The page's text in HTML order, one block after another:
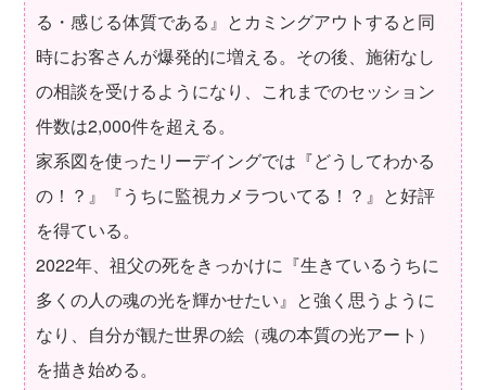
る・感じる体質である』とカミングアウトすると同
時にお客さんが爆発的に増える。その後、施術なし
の相談を受けるようになり、これまでのセッション
件数は2,000件を超える。
家系図を使ったリーデイングでは『どうしてわかる
の！？』『うちに監視カメラついてる！？』と好評
を得ている。
2022年、祖父の死をきっかけに『生きているうちに
多くの人の魂の光を輝かせたい』と強く思うように
なり、自分が観た世界の絵（魂の本質の光アート）
を描き始める。